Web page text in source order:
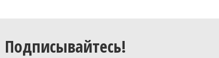
Подписывайтесь!